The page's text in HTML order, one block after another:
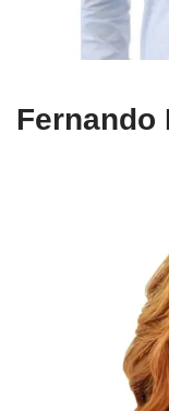
Fernando